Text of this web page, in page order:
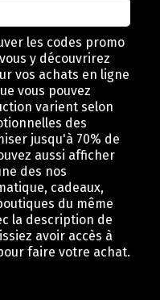
les codes promo
y découvrirez
vos achats en ligne
vous pouvez
varient selon
des
jusqu'à 70% de
aussi afficher
des nos
cadeaux,
du même
la description de
avoir accès à
faire votre achat.